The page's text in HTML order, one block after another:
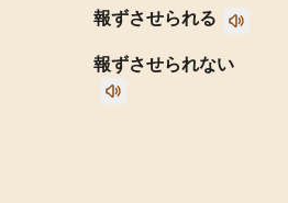
報ずさせられる
報ずさせられない